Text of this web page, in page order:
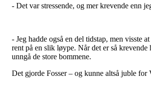
- Det var stressende, og mer krevende enn
- Jeg hadde også en del tidstap, men visste
rent på en slik løype. Når det er så krevende
unngå de store bommene.
Det gjorde Fosser – og kunne altså juble